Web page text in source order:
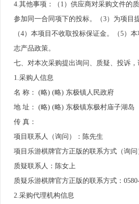
4.其他事项：（1）供应商对采购文件的
参加同一合同项下的投标。（3）为项目
（4）本项目不收取投标保证金。（5）
志产品政策。
七、对本次采购提出询问、质疑、投诉
1.采购人信息
名 称： (略) (略) 东极镇人民政府
地 址： (略) (略) 东极镇东极村庙子湖岛
传 真：
项目联系人（询问）：陈先生
项目乐游棋牌官方正版的联系方式（询问
质疑联系人：陈女上
质疑乐游棋牌官方正版的联系方式：
2.采购代理机构信息